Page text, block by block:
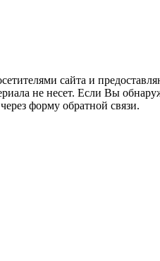
сайта и
не несет. Если Вы
форму обратной связи.